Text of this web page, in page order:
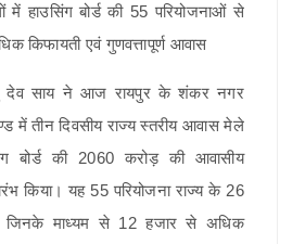
देव साय ने आज रायपुर के शंकर नगर
में तीन दिवसीय राज्य स्तरीय आवास मेले
बोर्ड की 2060 करोड़ की आवासीय
किया। यह 55 परियोजना राज्य के 26
जिनके माध्यम से 12 हजार से अधिक